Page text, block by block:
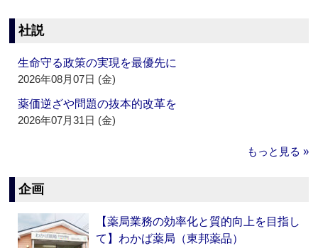
社説
生命守る政策の実現を最優先に
2026年08月07日 (金)
薬価逆ざや問題の抜本的改革を
2026年07月31日 (金)
もっと見る »
企画
【薬局業務の効率化と質的向上を目指し
て】わかば薬局（東邦薬品）